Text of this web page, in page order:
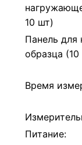
10 шт)
Панель для
образца
Время
Питание: